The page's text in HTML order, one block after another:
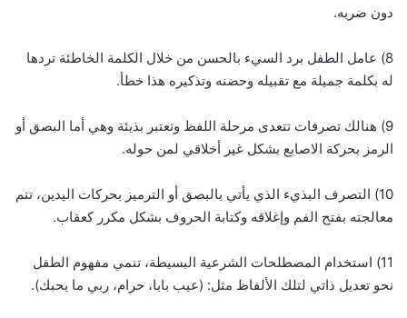
دون ضربه.
8) عامل الطفل برد السيء بالحسن من خلال الكلمة الخاطئة تردها
له بكلمة جميلة مع تقبيله وحضنه وتذكيره هذا خطأ.
9) هنالك تصرفات تتعدى مرحلة اللفظ وتعتبر بذيئة وهي أما البصق أو
الرمز بحركة الاصابع بشكل غير أخلاقي لمن حوله.
10) التصرف البذيء الذي يأتي بالبصق أو الترميز بحركات اليدين، تتم
معالجته بفتح الفم وإغلاقه وكتابة الحروف بشكل مكرر كعقاب.
11) استخدام المصطلحات الشرعية البسيطة، تنمي مفهوم الطفل
نحو تعديل ذاتي لتلك الألفاظ مثل: (عيب بابا، حرام، ربي ما يحبك).